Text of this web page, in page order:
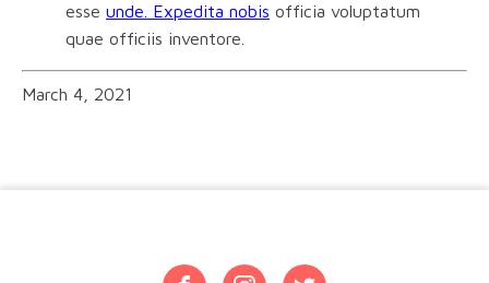
esse unde. Expedita nobis officia voluptatum
quae officiis inventore.
March 4, 2021